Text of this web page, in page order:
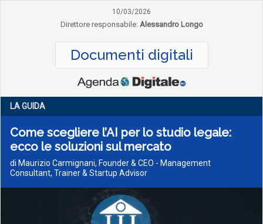
10/03/2026
Direttore responsabile: Alessandro Longo
Documenti digitali
LA GUIDA
Come scegliere l’AI per lo studio legale:
ecco le soluzioni sul mercato
di Maurizio Carmignani, Founder & CEO - Management
Consultant, Trainer & Startup Advisor